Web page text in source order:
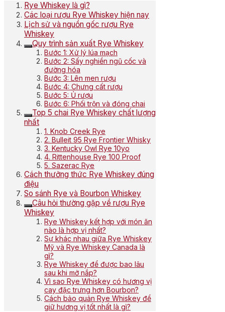
Rye Whiskey là gì?
Các loại rượu Rye Whiskey hiện nay
Lịch sử và nguồn gốc rượu Rye
Whiskey
Quy trình sản xuất Rye Whiskey
Bước 1: Xử lý lúa mạch
Bước 2: Sấy nghiền ngũ cốc và
đường hóa
Bước 3: Lên men rượu
Bước 4: Chưng cất rượu
Bước 5: Ủ rượu
Bước 6: Phối trộn và đóng chai
Top 5 chai Rye Whiskey chất lượng
nhất
1. Knob Creek Rye
2. Bulleit 95 Rye Frontier Whisky
3. Kentucky Owl Rye 10yo
4. Rittenhouse Rye 100 Proof
5. Sazerac Rye
Cách thưởng thức Rye Whiskey đúng
điệu
So sánh Rye và Bourbon Whiskey
Câu hỏi thường gặp về rượu Rye
Whiskey
Rye Whiskey kết hợp với món ăn
nào là hợp vị nhất?
Sự khác nhau giữa Rye Whiskey
Mỹ và Rye Whiskey Canada là
gì?
Rye Whiskey để được bao lâu
sau khi mở nắp?
Vì sao Rye Whiskey có hương vị
cay đặc trưng hơn Bourbon?
Cách bảo quản Rye Whiskey để
giữ hương vị tốt nhất là gì?